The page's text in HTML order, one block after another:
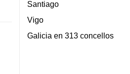
Santiago
Vigo
Galicia en 313 concellos